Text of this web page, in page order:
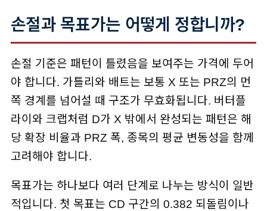
손절과 목표가는 어떻게 정합니까?
손절 기준은 패턴이 틀렸음을 보여주는 가격에 두어
야 합니다. 가틀리와 배트는 보통 X 또는 PRZ의 먼
쪽 경계를 넘어설 때 구조가 무효화됩니다. 버터플
라이와 크랩처럼 D가 X 밖에서 완성되는 패턴은 해
당 확장 비율과 PRZ 폭, 종목의 평균 변동성을 함께
고려해야 합니다.
목표가는 하나보다 여러 단계로 나누는 방식이 일반
적입니다. 첫 목표는 CD 구간의 0.382 되돌림이나